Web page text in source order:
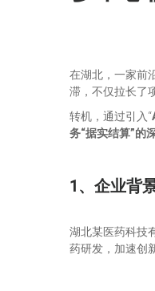
在湖北，一家前
滞，不仅拉长了
转机，通过引入“
务“据实结算”的
1、企业背
湖北某医药科技
药研发，加速创